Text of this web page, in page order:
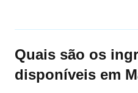
Quais são os
disponíveis em